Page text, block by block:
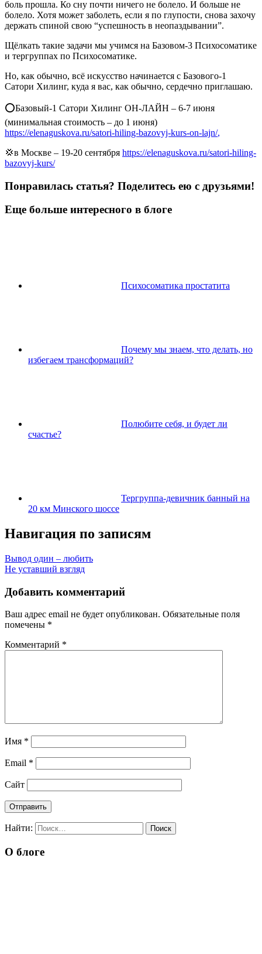
боль прошла. Ко сну почти ничего не болело. И больше не
болело. Хотя может заболеть, если я по глупости, снова захочу
держать спиной свою “успешность в неопаздывании”.
Щёлкать такие задачи мы учимся на Базовом-3 Психосоматике
и тергруппах по Психосоматике.
Но, как обычно, всё искусство начинается с Базового-1
Сатори Хилинг, куда я вас, как обычно, сердечно приглашаю.
⭕️Базовый-1 Сатори Хилинг ОН-ЛАЙН – 6-7 июня
(минимальная стоимость – до 1 июня)
https://elenaguskova.ru/satori-hiling-bazovyj-kurs-on-lajn/,
💢в Москве – 19-20 сентября https://elenaguskova.ru/satori-hiling-
bazovyj-kurs/
Понравилась статья? Поделитесь ею с друзьями!
Еще больше интересного в блоге
Психосоматика простатита
Почему мы знаем, что делать, но
избегаем трансформаций?
Полюбите себя, и будет ли
счастье?
Тергруппа-девичник банный на
20 км Минского шоссе
Навигация по записям
Вывод один – любить
Не уставший взгляд
Добавить комментарий
Ваш адрес email не будет опубликован. Обязательные поля
помечены *
Комментарий *
Имя *
Email *
Сайт
Найти:
О блоге